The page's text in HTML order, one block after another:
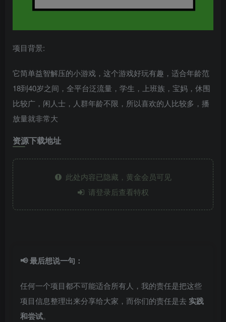
项目背景:
它简单益智解压的小游戏，这个游戏好玩有趣，适合年龄范
18到40岁之间，全平台泛流量，学生，上班族，宝妈，休围
比较广，闲人士，人群年龄不限，所以喜欢的人比较多，播
放量就非常大
资源下载地址
此处内容已隐藏，黄金会员可见
请登录后查看特权
📢 最后想说一句：
任何一个项目都不可能适合所有人，我的责任是把这些
项目信息整理出来分享给大家，而你们的责任是去 实践
和尝试。